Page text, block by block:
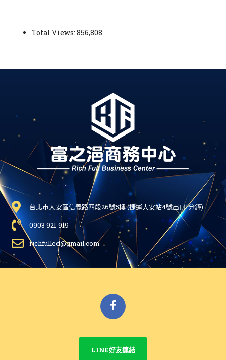
Total Views: 856,808
台北市大安區信義路四段26號5樓 (捷運大安站4號出口1分鐘)
0903 921 919
richfulled@gmail.com
LINE好友連結